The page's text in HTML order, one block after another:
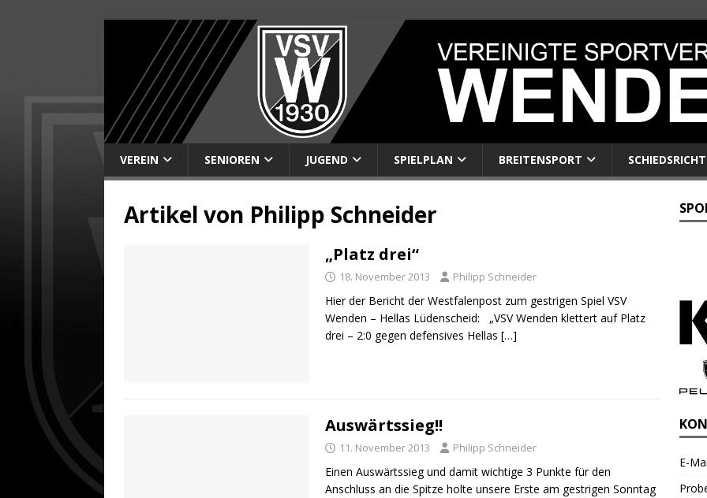
VEREIN SENIOREN JUGEND SPIELPLAN BREITENSPORT
Artikel von Philipp Schneider
„Platz drei“
18. November 2013 Philipp Schneider
Hier der Bericht der Westfalenpost zum gestrigen Spiel VSV
Wenden – Hellas Lüdenscheid: „VSV Wenden klettert auf Platz
drei – 2:0 gegen defensives Hellas […]
Auswärtssieg!!
11. November 2013 Philipp Schneider
Einen Auswärtssieg und damit wichtige 3 Punkte für den
Anschluss an die Spitze holte unsere Erste am gestrigen Sonntag
E-